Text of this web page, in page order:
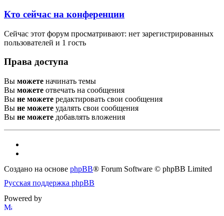
Кто сейчас на конференции
Сейчас этот форум просматривают: нет зарегистрированных
пользователей и 1 гость
Права доступа
Вы можете начинать темы
Вы можете отвечать на сообщения
Вы не можете редактировать свои сообщения
Вы не можете удалять свои сообщения
Вы не можете добавлять вложения
Создано на основе phpBB® Forum Software © phpBB Limited
Русская поддержка phpBB
Powered by